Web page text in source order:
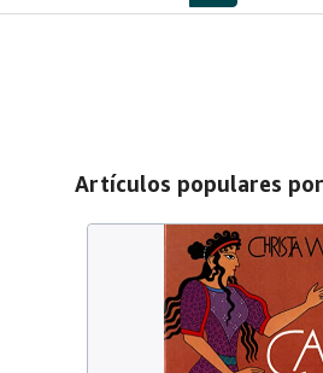
Artículos populares